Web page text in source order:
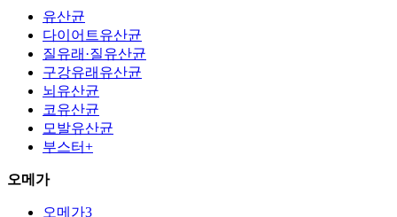
유산균
다이어트유산균
질유래·질유산균
구강유래유산균
뇌유산균
코유산균
모발유산균
부스터+
오메가
오메가3